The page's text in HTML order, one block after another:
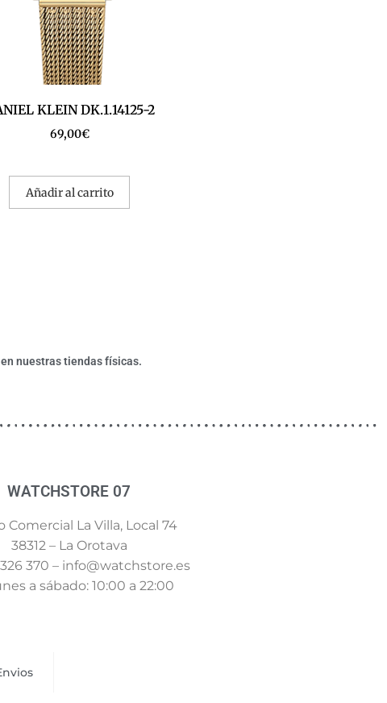
KLEIN DK.1.14125-2
69,00€
Añadir al carrito
nuestras tiendas físicas.
WATCHSTORE 07
Comercial La Villa, Local 74
38312 – La Orotava
370 – info@watchstore.es
a sábado: 10:00 a 22:00